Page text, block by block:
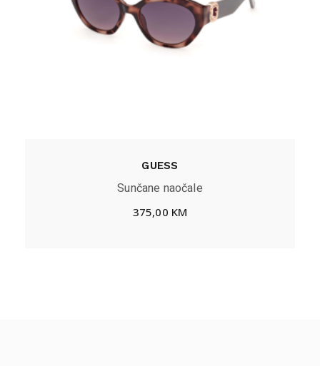
GUESS
Sunčane naočale
375,00 KM